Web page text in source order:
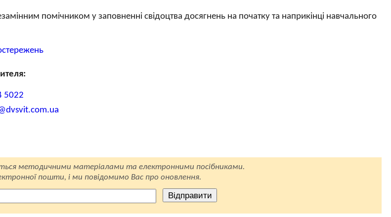
помічником у заповненні свідоцтва досягнень на початку та наприкінці навчального
5022
методичними матеріалами та електронними посібниками.
пошти, і ми повідомимо Вас про оновлення.
Відправити